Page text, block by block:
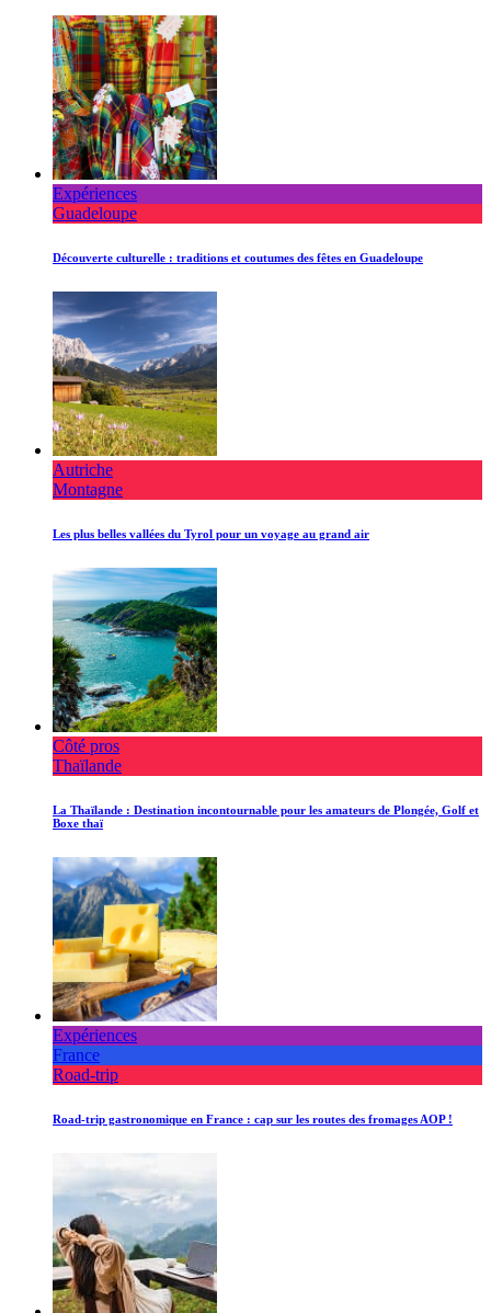
Expériences
Guadeloupe
Découverte culturelle : traditions et coutumes des fêtes en Guadeloupe
Autriche
Montagne
Les plus belles vallées du Tyrol pour un voyage au grand air
Côté pros
Thaïlande
La Thaïlande : Destination incontournable pour les amateurs de Plongée, Golf et
Boxe thaï
Expériences
France
Road-trip
Road-trip gastronomique en France : cap sur les routes des fromages AOP !